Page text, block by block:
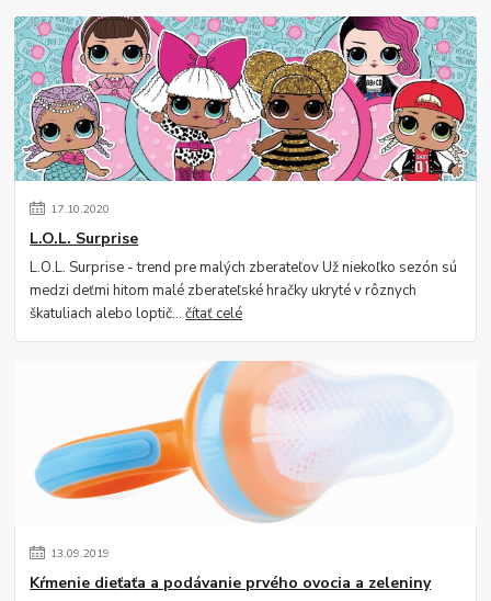
17.10.2020
L.O.L. Surprise
L.O.L. Surprise - trend pre malých zberateľov Už niekoľko sezón sú
medzi deťmi hitom malé zberateľské hračky ukryté v rôznych
škatuliach alebo loptič...čítať celé
13.09.2019
Kŕmenie dieťaťa a podávanie prvého ovocia a zeleniny